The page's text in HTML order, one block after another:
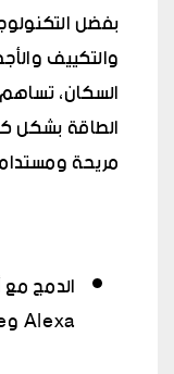
بفضل
والتكييف
السكان،
الطاقة بشكل
مريحة
الدمج
Alexa وGoogle Home